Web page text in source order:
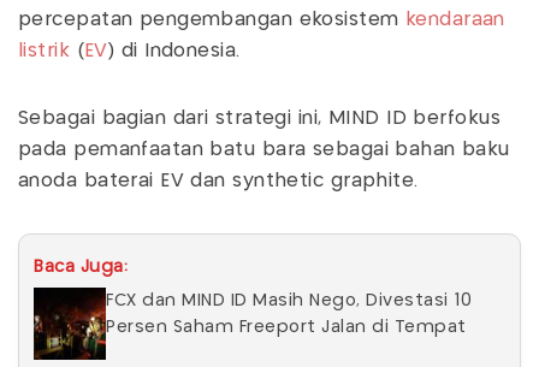
percepatan pengembangan ekosistem kendaraan
listrik ( EV ) di Indonesia.
Sebagai bagian dari strategi ini, MIND ID berfokus
pada pemanfaatan batu bara sebagai bahan baku
anoda baterai EV dan synthetic graphite.
Baca Juga:
FCX dan MIND ID Masih Nego, Divestasi 10
Persen Saham Freeport Jalan di Tempat